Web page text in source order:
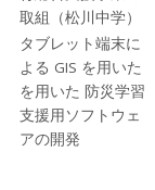
取組（松川中学）
タブレット端末に
よる GIS を用いた
を用いた 防災学習
支援用ソフトウェ
アの開発